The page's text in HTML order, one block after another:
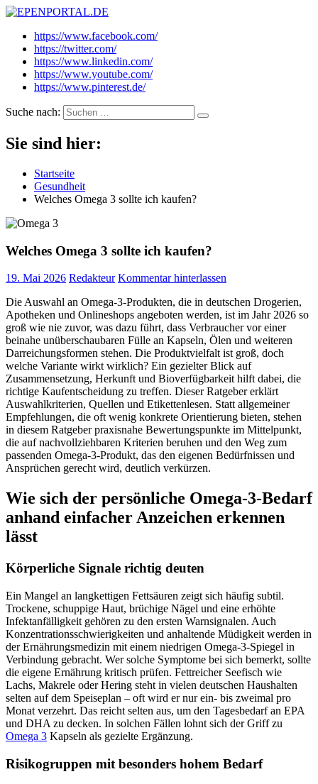
EPENPORTAL.DE
Epische News aus Politik, Finanzen & Gesellschaft
https://www.facebook.com/
https://twitter.com/
https://www.linkedin.com/
https://www.youtube.com/
https://www.pinterest.de/
Suche nach:
Sie sind hier:
Startseite
Gesundheit
Welches Omega 3 sollte ich kaufen?
Welches Omega 3 sollte ich kaufen?
19. Mai 2026 Redakteur Kommentar hinterlassen
Die Auswahl an Omega-3-Produkten, die in deutschen Drogerien,
Apotheken und Onlineshops angeboten werden, ist im Jahr 2026 so
groß wie nie zuvor, was dazu führt, dass Verbraucher vor einer
beinahe unüberschaubaren Fülle an Kapseln, Ölen und weiteren
Darreichungsformen stehen. Die Produktvielfalt ist groß, doch
welche Variante wirkt wirklich? Ein gezielter Blick auf
Zusammensetzung, Herkunft und Bioverfügbarkeit hilft dabei, die
richtige Kaufentscheidung zu treffen. Dieser Ratgeber erklärt
Auswahlkriterien, Quellen und Etikettenlesen. Statt allgemeiner
Empfehlungen, die oft wenig konkrete Orientierung bieten, stehen
in diesem Ratgeber praxisnahe Bewertungspunkte im Mittelpunkt,
die auf nachvollziehbaren Kriterien beruhen und den Weg zum
passenden Omega-3-Produkt, das den eigenen Bedürfnissen und
Ansprüchen gerecht wird, deutlich verkürzen.
Wie sich der persönliche Omega-3-Bedarf
anhand einfacher Anzeichen erkennen
lässt
Körperliche Signale richtig deuten
Ein Mangel an langkettigen Fettsäuren zeigt sich häufig subtil.
Trockene, schuppige Haut, brüchige Nägel und eine erhöhte
Infektanfälligkeit gehören zu den ersten Warnsignalen. Auch
Konzentrationsschwierigkeiten und anhaltende Müdigkeit werden in
der Ernährungsmedizin mit einem niedrigen Omega-3-Spiegel in
Verbindung gebracht. Wer solche Symptome bei sich bemerkt, sollte
die eigene Ernährung kritisch prüfen. Fettreicher Seefisch wie
Lachs, Makrele oder Hering steht in vielen deutschen Haushalten
selten auf dem Speiseplan – oft wird er nur ein- bis zweimal pro
Monat verzehrt. Das reicht selten aus, um den Tagesbedarf an EPA
und DHA zu decken. In solchen Fällen lohnt sich der Griff zu
Omega 3 Kapseln als gezielte Ergänzung.
Risikogruppen mit besonders hohem Bedarf